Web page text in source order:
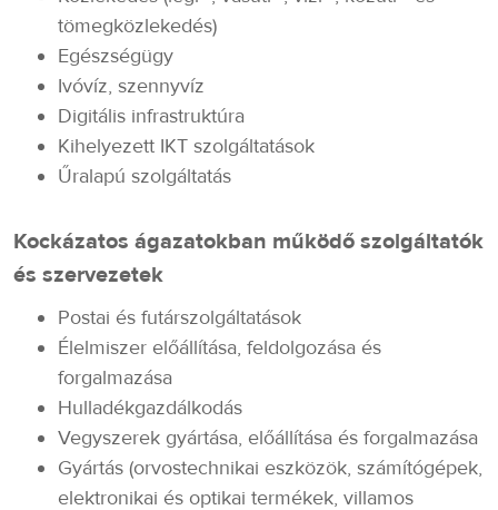
tömegközlekedés)
Egészségügy
Ivóvíz, szennyvíz
Digitális infrastruktúra
Kihelyezett IKT szolgáltatások
Űralapú szolgáltatás
Kockázatos ágazatokban működő szolgáltatók
és szervezetek
Postai és futárszolgáltatások
Élelmiszer előállítása, feldolgozása és
forgalmazása
Hulladékgazdálkodás
Vegyszerek gyártása, előállítása és forgalmazása
Gyártás (orvostechnikai eszközök, számítógépek,
elektronikai és optikai termékek, villamos